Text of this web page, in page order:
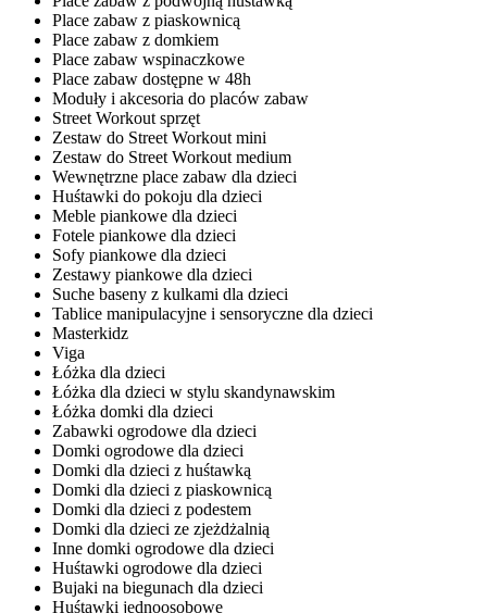
Place zabaw z piaskownicą
Place zabaw z domkiem
Place zabaw wspinaczkowe
Place zabaw dostępne w 48h
Moduły i akcesoria do placów zabaw
Street Workout sprzęt
Zestaw do Street Workout mini
Zestaw do Street Workout medium
Wewnętrzne place zabaw dla dzieci
Huśtawki do pokoju dla dzieci
Meble piankowe dla dzieci
Fotele piankowe dla dzieci
Sofy piankowe dla dzieci
Zestawy piankowe dla dzieci
Suche baseny z kulkami dla dzieci
Tablice manipulacyjne i sensoryczne dla dzieci
Masterkidz
Viga
Łóżka dla dzieci
Łóżka dla dzieci w stylu skandynawskim
Łóżka domki dla dzieci
Zabawki ogrodowe dla dzieci
Domki ogrodowe dla dzieci
Domki dla dzieci z huśtawką
Domki dla dzieci z piaskownicą
Domki dla dzieci z podestem
Domki dla dzieci ze zjeżdżalnią
Inne domki ogrodowe dla dzieci
Huśtawki ogrodowe dla dzieci
Bujaki na biegunach dla dzieci
Huśtawki jednoosobowe